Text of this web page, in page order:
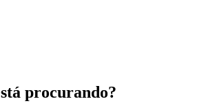
procurando?